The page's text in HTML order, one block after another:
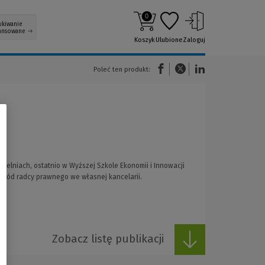
0
KoszykUlubioneZaloguj
Poleć ten produkt:
(Nowe okno)(Link do innej strony)
ostatnio w Wyższej Szkole Ekonomii i Innowacji
radcy prawnego we własnej kancelarii.
Zobacz listę publikacji